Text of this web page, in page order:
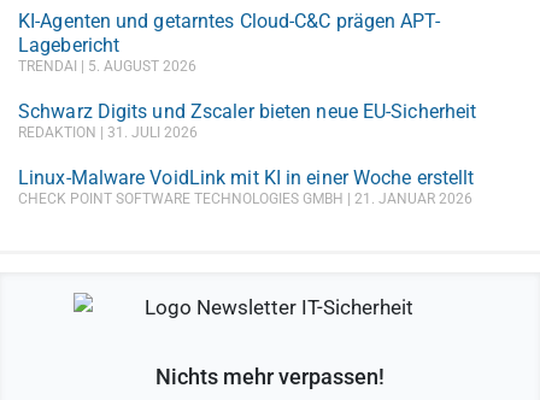
KI-Agenten und getarntes Cloud-C&C prägen APT-
Lagebericht
TRENDAI 5. AUGUST 2026
Schwarz Digits und Zscaler bieten neue EU-Sicherheit
REDAKTION 31. JULI 2026
Linux-Malware VoidLink mit KI in einer Woche erstellt
CHECK POINT SOFTWARE TECHNOLOGIES GMBH 21. JANUAR 2026
Nichts mehr verpassen!